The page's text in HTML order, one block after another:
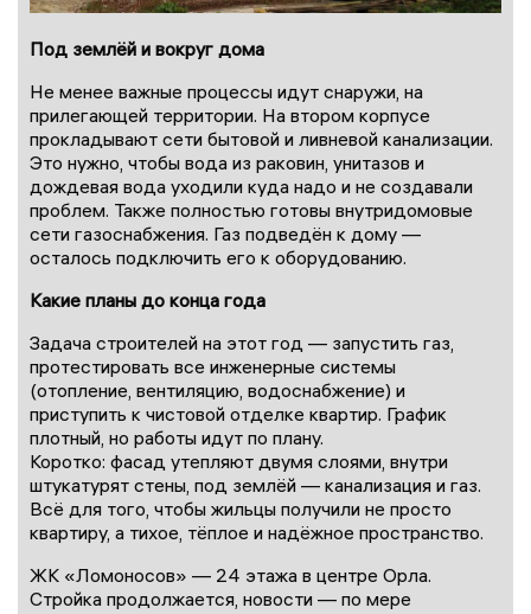
Под землёй и вокруг дома
Не менее важные процессы идут снаружи, на
прилегающей территории. На втором корпусе
прокладывают сети бытовой и ливневой канализации.
Это нужно, чтобы вода из раковин, унитазов и
дождевая вода уходили куда надо и не создавали
проблем. Также полностью готовы внутридомовые
сети газоснабжения. Газ подведён к дому —
осталось подключить его к оборудованию.
Какие планы до конца года
Задача строителей на этот год — запустить газ,
протестировать все инженерные системы
(отопление, вентиляцию, водоснабжение) и
приступить к чистовой отделке квартир. График
плотный, но работы идут по плану.
Коротко: фасад утепляют двумя слоями, внутри
штукатурят стены, под землёй — канализация и газ.
Всё для того, чтобы жильцы получили не просто
квартиру, а тихое, тёплое и надёжное пространство.
ЖК «Ломоносов» — 24 этажа в центре Орла.
Стройка продолжается, новости — по мере